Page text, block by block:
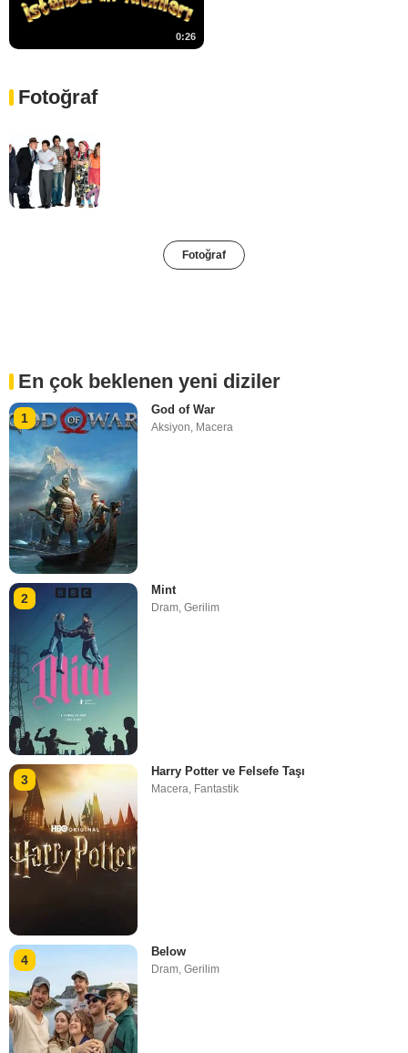
0:26
Fotoğraf
Fotoğraf
En çok beklenen yeni diziler
1
God of War
Aksiyon, Macera
2
Mint
Dram,Gerilim
3
Harry Potter ve Felsefe Taşı
Macera Fantastik
4
Below
Dram,Gerilim